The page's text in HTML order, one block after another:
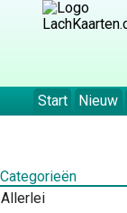
Start Nieuw
Categorieën
Allerlei